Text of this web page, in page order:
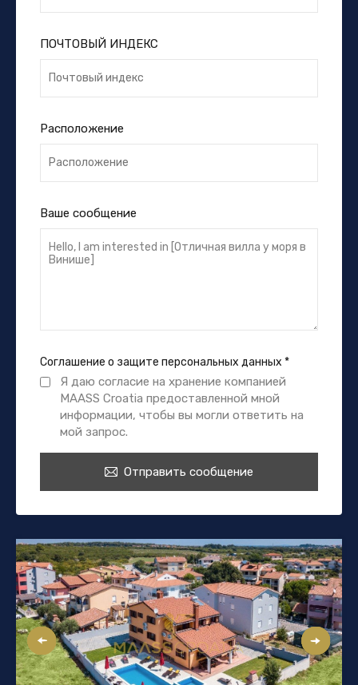
ПОЧТОВЫЙ ИНДЕКС
Расположение
Ваше сообщение
Соглашение о защите персональных данных *
Я даю согласие на хранение компанией
MAASS Croatia предоставленной мной
информации, чтобы вы могли ответить на
мой запрос.
Отправить сообщение